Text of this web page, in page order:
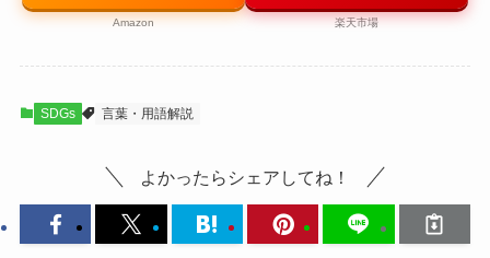
Amazon 楽天市場
SDGs 言葉・用語解説
よかったらシェアしてね！